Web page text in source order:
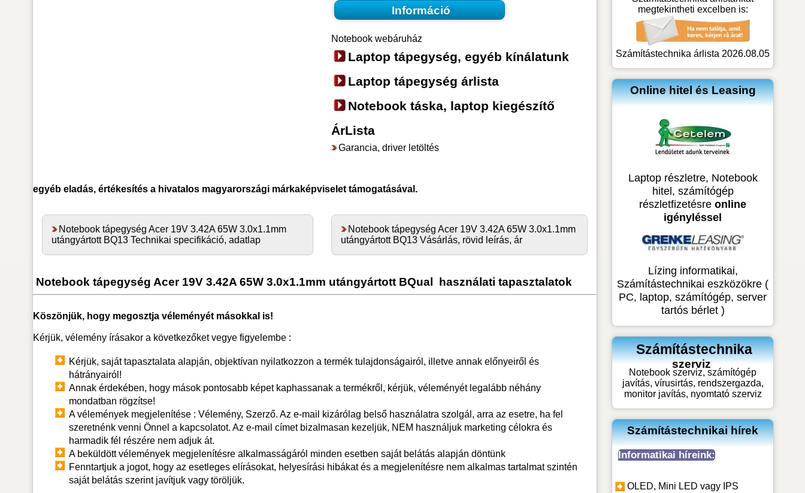
Információ
Notebook webáruház
Laptop tápegység, egyéb kínálatunk
Laptop tápegység árlista
Notebook táska, laptop kiegészítő
ÁrLista
Garancia, driver letöltés
egyébeladás, értékesítés a hivatalos magyarországi márkaképviselet támogatásával.
Notebook tápegység Acer 19V 3.42A 65W 3.0x1.1mm
utángyártott BQ13 Technikai specifikáció, adatlap
Notebook tápegység Acer 19V 3.42A 65W 3.0x1.1mm
utángyártott BQ13 Vásárlás, rövid leírás, ár
Notebook tápegység Acer 19V 3.42A 65W 3.0x1.1mm utángyártott BQual használati tapasztalatok
Köszönjük, hogy megosztja véleményét másokkal is!
Kérjük, vélemény írásakor a következőket vegye figyelembe :
Kérjük, saját tapasztalata alapján, objektívan nyilatkozzon a termék tulajdonságairól, illetve annak előnyeiről és
hátrányairól!
Annak érdekében, hogy mások pontosabb képet kaphassanak a termékről, kérjük, véleményét legalább néhány
mondatban rögzítse!
A vélemények megjelenítése : Vélemény, Szerző. Az e-mail kizárólag belső használatra szolgál, arra az esetre, ha fel
szeretnénk venni Önnel a kapcsolatot. Az e-mail címet bizalmasan kezeljük, NEM használjuk marketing célokra és
harmadik fél részére nem adjuk át.
A beküldött vélemények megjelenítésre alkalmasságáról minden esetben saját belátás alapján döntünk
Fenntartjuk a jogot, hogy az esetleges elírásokat, helyesírási hibákat és a megjelenítésre nem alkalmas tartalmat szintén
saját belátás szerint javítjuk vagy töröljük.
megtekintheti excelben is:
Számítástechnika árlista 2026.08.05
Online hitel és Leasing
Laptop részletre, Notebook
hitel, számítógép
részletfizetésreonline
igényléssel
Lízing informatikai,
Számítástechnikai eszközökre (
PC, laptop, számítógép, server
tartós bérlet )
Számítástechnika
szerviz
Notebook szerviz, számítógép
javítás, vírusirtás, rendszergazda,
monitor javítás, nyomtató szerviz
Számítástechnikai hírek
Informatikai híreink:
OLED, Mini LED vagy IPS